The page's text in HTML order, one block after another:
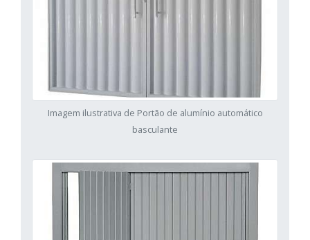
Imagem ilustrativa de Portão de alumínio automático
basculante